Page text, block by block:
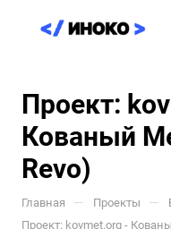
Проект:
Кованый
Revo)
Главная — Проекты —
Проект: kovmet.org -